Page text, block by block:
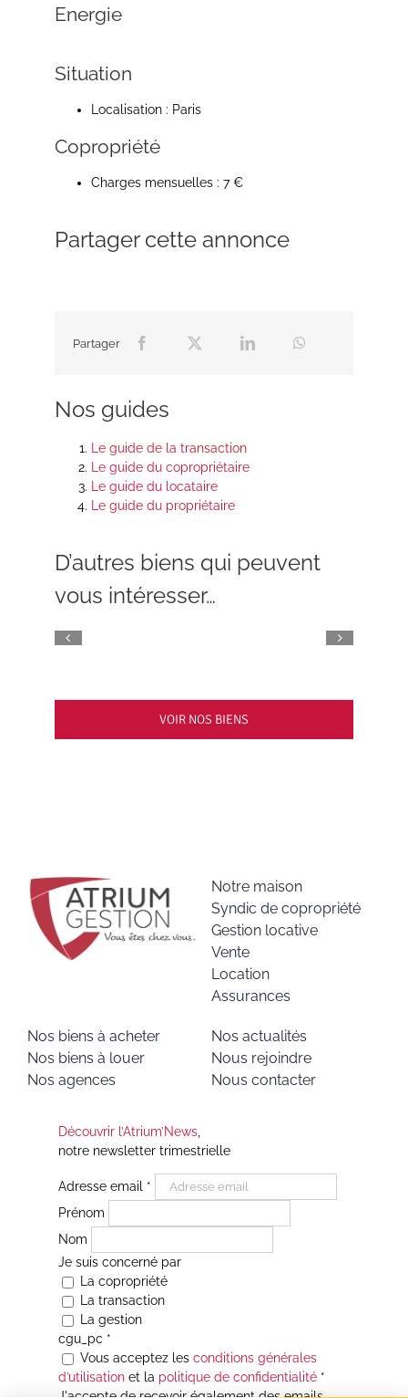
Energie
Situation
Localisation : Paris
Copropriété
Charges mensuelles : 7 €
Partager cette annonce
Partager
Nos guides
Le guide de la transaction
Le guide du copropriétaire
Le guide du locataire
Le guide du propriétaire
D’autres biens qui peuvent
vous intéresser…
VOIR NOS BIENS
Notre maison
Syndic de copropriété
Gestion locative
Vente
Location
Assurances
Nos biens à acheter
Nos biens à louer
Nos agences
Nos actualités
Nous rejoindre
Nous contacter
Découvrir l’Atrium’News,
notre newsletter trimestrielle
Adresse email *
Prénom
Nom
Je suis concerné par
La copropriété
La transaction
La gestion
cgu_pc *
Vous acceptez les conditions générales
d’utilisationet la politique de confidentialité*